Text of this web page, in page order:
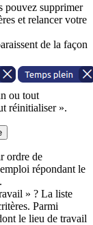
pouvez supprimer
et relancer votre
de la façon
ou tout
réinitialiser ».
ordre de
répondant le
.
» ? La liste
Parmi
le lieu de travail